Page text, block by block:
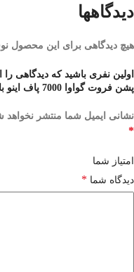
دیدگاهها
هیچ دیدگاهی برای این محصول
اولین نفری باشید که دیدگاهی
پشن فروت گواوا 7000 پاف اینو بار”
نشانی ایمیل شما منتشر نخواهد
*
امتیاز شما
دیدگاه شما *